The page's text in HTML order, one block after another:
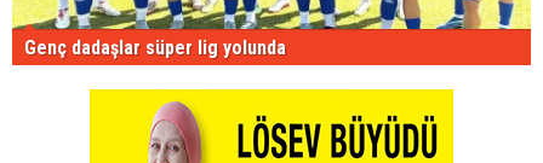
Genç dadaşlar süper lig yolunda